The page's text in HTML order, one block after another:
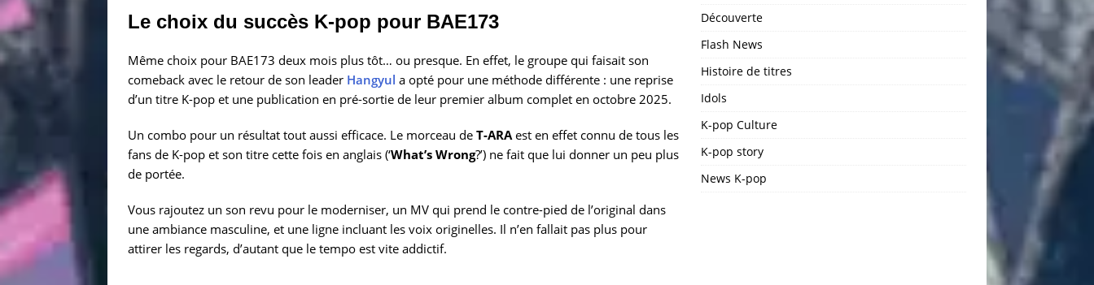
Le choix du succès K-pop pour BAE173
Même choix pour BAE173 deux mois plus tôt… ou presque. En effet, le groupe qui faisait son
comeback avec le retour de son leader Hangyul a opté pour une méthode différente : une reprise
d’un titre K-pop et une publication en pré-sortie de leur premier album complet en octobre 2025.
Un combo pour un résultat tout aussi efficace. Le morceau de T-ARAest en effet connu de tous les
fans de K-pop et son titre cette fois en anglais (‘What’s Wrong?’) ne fait que lui donner un peu plus
de portée.
Vous rajoutez un son revu pour le moderniser, un MV qui prend le contre-pied de l’original dans
une ambiance masculine, et une ligne incluant les voix originelles. Il n’en fallait pas plus pour
attirer les regards, d’autant que le tempo est vite addictif.
Découverte
Flash News
Histoire de titres
Idols
K-pop Culture
K-pop story
News K-pop